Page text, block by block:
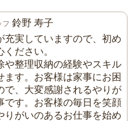
フ 鈴野 寿子
充実していますので、初め
ださい。
や整理収納の経験やスキル
ます。お客様は家事にお困
で、大変感謝されるやりが
です。お客様の毎日を笑顔
りがいのあるお仕事を始め